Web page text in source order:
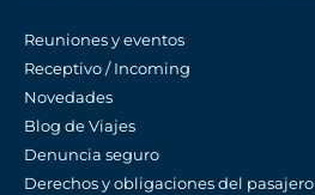
Reuniones y eventos
Receptivo / Incoming
Novedades
Blog de Viajes
Denuncia seguro
Derechos y obligaciones del pasajero